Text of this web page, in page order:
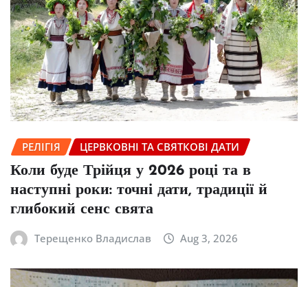
РЕЛІГІЯ ЦЕРВКОВНІ ТА СВЯТКОВІ ДАТИ
Коли буде Трійця у 2026 році та в
наступні роки: точні дати, традиції й
глибокий сенс свята
Терещенко Владислав Aug 3, 2026